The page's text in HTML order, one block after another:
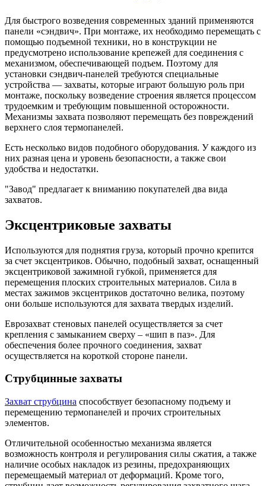
Для быстрого возведения современных зданий применяются
панели «сэндвич». При монтаже, их необходимо перемещать с
помощью подъемной техники, но в конструкции не
предусмотрено использование крепежей для соединения с
механизмом, обеспечивающей подъем. Поэтому для
установки сэндвич-панелей требуются специальные
устройства — захваты, которые играют большую роль при
монтаже, поскольку возведение строения является процессом
трудоемким и требующим повышенной осторожности.
Механизмы захвата позволяют перемещать без повреждений
верхнего слоя термопанелей.
Есть несколько видов подобного оборудования. У каждого из
них разная цена и уровень безопасности, а также свои
удобства и недостатки.
"Завод" предлагает к вниманию покупателей два вида
захватов.
Эксцентриковые захваты
Используются для поднятия груза, который прочно крепится
за счет эксцентриков. Обычно, подобный захват, оснащенный
эксцентриковой зажимной губкой, применяется для
перемещения плоских строительных материалов. Сила в
местах зажимов эксцентриков достаточно велика, поэтому
они больше используются для захвата твердых изделий.
Еврозахват стеновых панелей осуществляется за счет
крепления с замыканием сверху – «шип в паз». Для
обеспечения более прочного соединения, захват
осуществляется на короткой стороне панели.
Струбцинные захваты
Захват струбцина способствует безопасному подъему и
перемещению термопанелей и прочих строительных
элементов.
Отличительной особенностью механизма является
возможность контроля и регулирования силы сжатия, а также
наличие особых накладок из резины, предохраняющих
перемещаемый материал от деформаций. Кроме того,